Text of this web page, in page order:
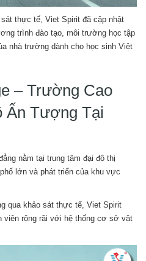
thực tế, Viet Spirit đã cập nhật
trình đào tạo, môi trường học tập
nhà trường dành cho học sinh Việt
– Trường Cao
Ấn Tượng Tại
nằm tại trung tâm đại đô thị
lớn và phát triển của khu vực
qua khảo sát thực tế, Viet Spirit
viên rộng rãi với hệ thống cơ sở vật